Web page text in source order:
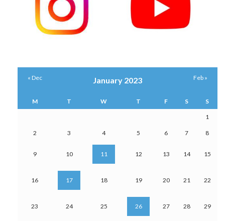
January 2023
M T W T F S S
1
2 3 4 5 6 7 8
9 10 11 12 13 14 15
16 17 18 19 20 21 22
23 24 25 26 27 28 29
« Dec Feb »